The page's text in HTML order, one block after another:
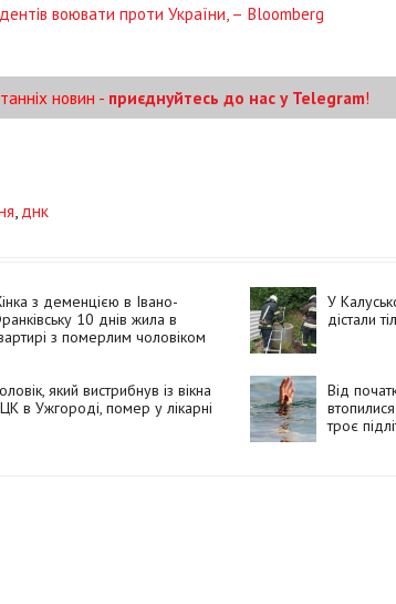
воювати проти України, – Bloomberg
новин - приєднуйтесь до нас у Telegram!
днк
з деменцією в Івано-
10 днів жила в
з померлим чоловіком
У
дістали
який вистрибнув із вікна
в Ужгороді, помер у лікарні
Від
троє